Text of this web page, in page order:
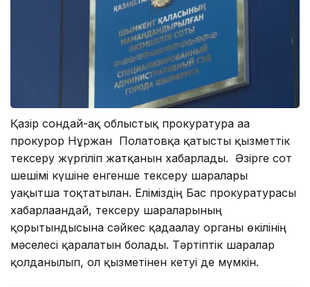
Қазір сондай-ақ облыстық прокуратура аға
прокурор Нұржан Полатовқа қатысты қызметтік
тексеру жүргіліп жатқанын хабарлады. Әзірге сот
шешімі күшіне енгенше тексеру шаралары
уақытша тоқтатылған. Еліміздің Бас прокуратурасы
хабарлағандай, тексеру шараларының
қорытындысына сәйкес қадағалау органы өкілінің
мәселесі қаралатын болады. Тәртіптік шаралар
қолданылып, ол қызметінен кетуі де мүмкін.